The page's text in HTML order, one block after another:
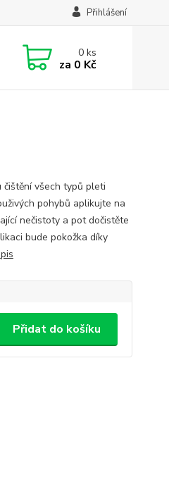
Přihlášení
0ks
za 0 Kč
čištění všech typů pleti
pohybů aplikujte na
nečistoty a pot dočistěte
bude pokožka díky
Přidat do košíku